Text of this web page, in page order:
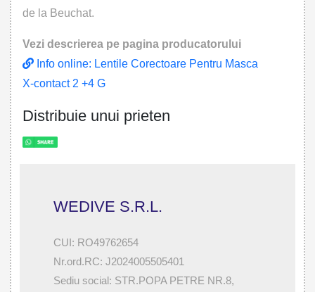
de la Beuchat.
Vezi descrierea pe pagina producatorului
Info online: Lentile Corectoare Pentru Masca
X-contact 2 +4 G
Distribuie unui prieten
WEDIVE S.R.L.
CUI: RO49762654
Nr.ord.RC: J2024005505401
Sediu social: STR.POPA PETRE NR.8,